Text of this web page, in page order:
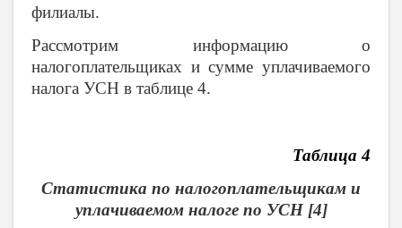
филиалы.
Рассмотрим информацию о
налогоплательщиках и сумме уплачиваемого
налога УСН в таблице 4.
Таблица 4
Статистика по налогоплательщикам и
уплачиваемом налоге по УСН [4]